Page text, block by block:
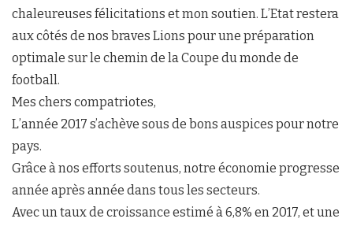
chaleureuses félicitations et mon soutien. L’Etat restera
aux côtés de nos braves Lions pour une préparation
optimale sur le chemin de la Coupe du monde de
football.
Mes chers compatriotes,
L’année 2017 s’achève sous de bons auspices pour notre
pays.
Grâce à nos efforts soutenus, notre économie progresse
année après année dans tous les secteurs.
Avec un taux de croissance estimé à 6,8% en 2017, et une